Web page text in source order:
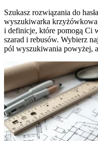
Szukasz rozwiązania do
wyszukiwarka
i definicje, które pomogą Ci
szarad i rebusów. Wybierz
pól wyszukiwania powyżej,